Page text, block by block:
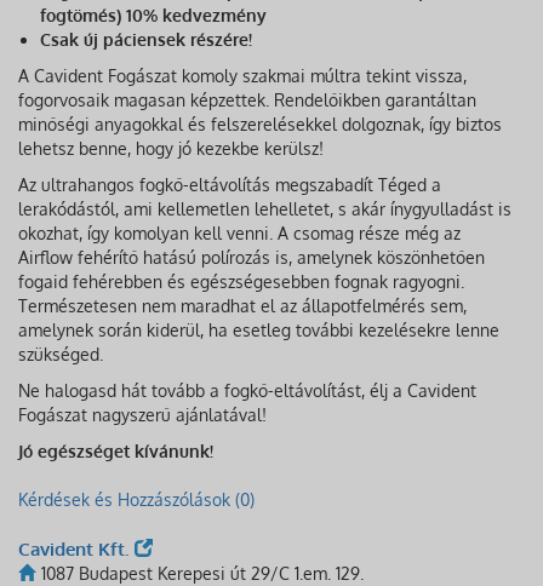
fogtömés) 10% kedvezmény
Csak új páciensek részére!
A Cavident Fogászat komoly szakmai múltra tekint vissza,
fogorvosaik magasan képzettek. Rendelőikben garantáltan
minőségi anyagokkal és felszerelésekkel dolgoznak, így biztos
lehetsz benne, hogy jó kezekbe kerülsz!
Az ultrahangos fogkő-eltávolítás megszabadít Téged a
lerakódástól, ami kellemetlen lehelletet, s akár ínygyulladást is
okozhat, így komolyan kell venni. A csomag része még az
Airflow fehérítő hatású polírozás is, amelynek köszönhetően
fogaid fehérebben és egészségesebben fognak ragyogni.
Természetesen nem maradhat el az állapotfelmérés sem,
amelynek során kiderül, ha esetleg további kezelésekre lenne
szükséged.
Ne halogasd hát tovább a fogkő-eltávolítást, élj a Cavident
Fogászat nagyszerű ajánlatával!
Jó egészséget kívánunk!
Kérdések és Hozzászólások (0)
Cavident Kft.
1087 Budapest Kerepesi út 29/C 1.em. 129.